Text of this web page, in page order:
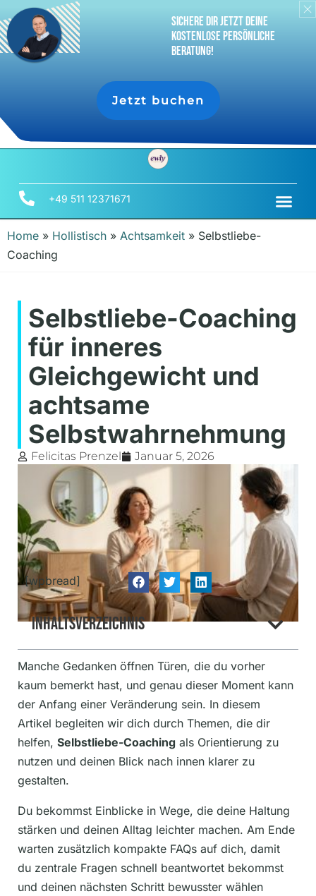
+49 511 12371671
Home » Hollistisch » Achtsamkeit » Selbstliebe-
Coaching
Selbstliebe-Coaching
für inneres
Gleichgewicht und
achtsame
Selbstwahrnehmung
Felicitas Prenzel Januar 5, 2026
[wpbread]
Inhaltsverzeichnis
Manche Gedanken öffnen Türen, die du vorher
kaum bemerkt hast, und genau dieser Moment kann
der Anfang einer Veränderung sein. In diesem
Artikel begleiten wir dich durch Themen, die dir
helfen, Selbstliebe-Coaching als Orientierung zu
nutzen und deinen Blick nach innen klarer zu
gestalten.
Du bekommst Einblicke in Wege, die deine Haltung
stärken und deinen Alltag leichter machen. Am Ende
warten zusätzlich kompakte FAQs auf dich, damit
du zentrale Fragen schnell beantwortet bekommst
und deinen nächsten Schritt bewusster wählen
sichere dir jetzt deine
Kostenlose persönliche
Beratung!
Jetzt buchen